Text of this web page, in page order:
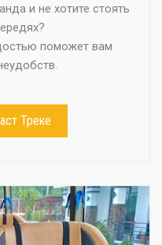
и не хотите стоять
поможет вам
Треке